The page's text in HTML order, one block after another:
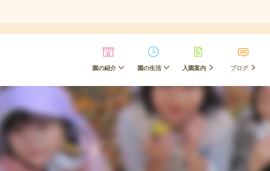
園の紹介 園の生活 入園案内 ブログ